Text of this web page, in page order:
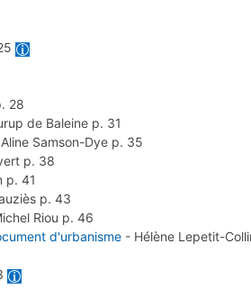
28
de Baleine p. 31
Aline Samson-Dye p. 35
p. 38
p. 41
p. 43
Riou p. 46
d'urbanisme- Hélène Lepetit-